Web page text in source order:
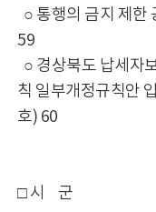
○ 통행의 금지 제한
59
○ 경상북도 납세자
칙 일부개정규칙안
호) 60
□ 시 군